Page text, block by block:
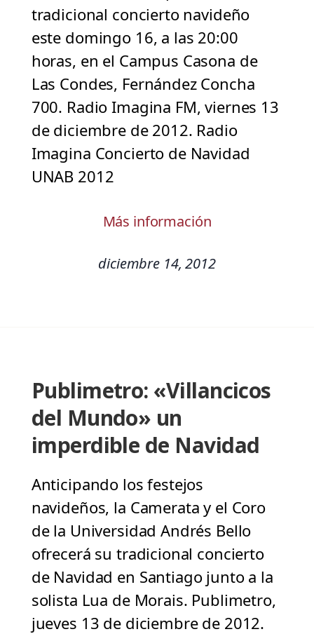
tradicional concierto navideño
este domingo 16, a las 20:00
horas, en el Campus Casona de
Las Condes, Fernández Concha
700. Radio Imagina FM, viernes 13
de diciembre de 2012. Radio
Imagina Concierto de Navidad
UNAB 2012
Más información
diciembre 14, 2012
Publimetro: «Villancicos
del Mundo» un
imperdible de Navidad
Anticipando los festejos
navideños, la Camerata y el Coro
de la Universidad Andrés Bello
ofrecerá su tradicional concierto
de Navidad en Santiago junto a la
solista Lua de Morais. Publimetro,
jueves 13 de diciembre de 2012.